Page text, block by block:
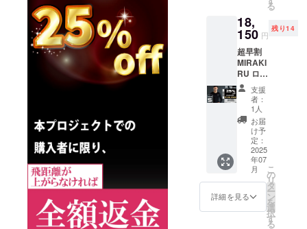
化」「ト
レーニング
効果の最大
化」「ゲー
ムパフォー
マンスの最
大化」であ
り、医学的
根拠に基づ
く独自開発
が私たちの
Policyです。
全てのアス
リートに信
48,400
円
■CAMP
FIRE価
格：
31944
円 サイ
ズ展
開：S,
M, L, LL
以下、
必読事
項 ※
ページ
下部に
ある、
【サイ
る
18,
150 円
残り14
超早割
MIRAKI
RU ロン
グス
リーブ
25％off
サイ
ズ：S
ラー：
ブラッ
ク ■一
般販売
価格 ：
24,200
支援
者：
1人
お届
け予
定：
2025
年07
月
詳細を見る
こ
の
リ
タ
ー
ン
を
選
択
す
る